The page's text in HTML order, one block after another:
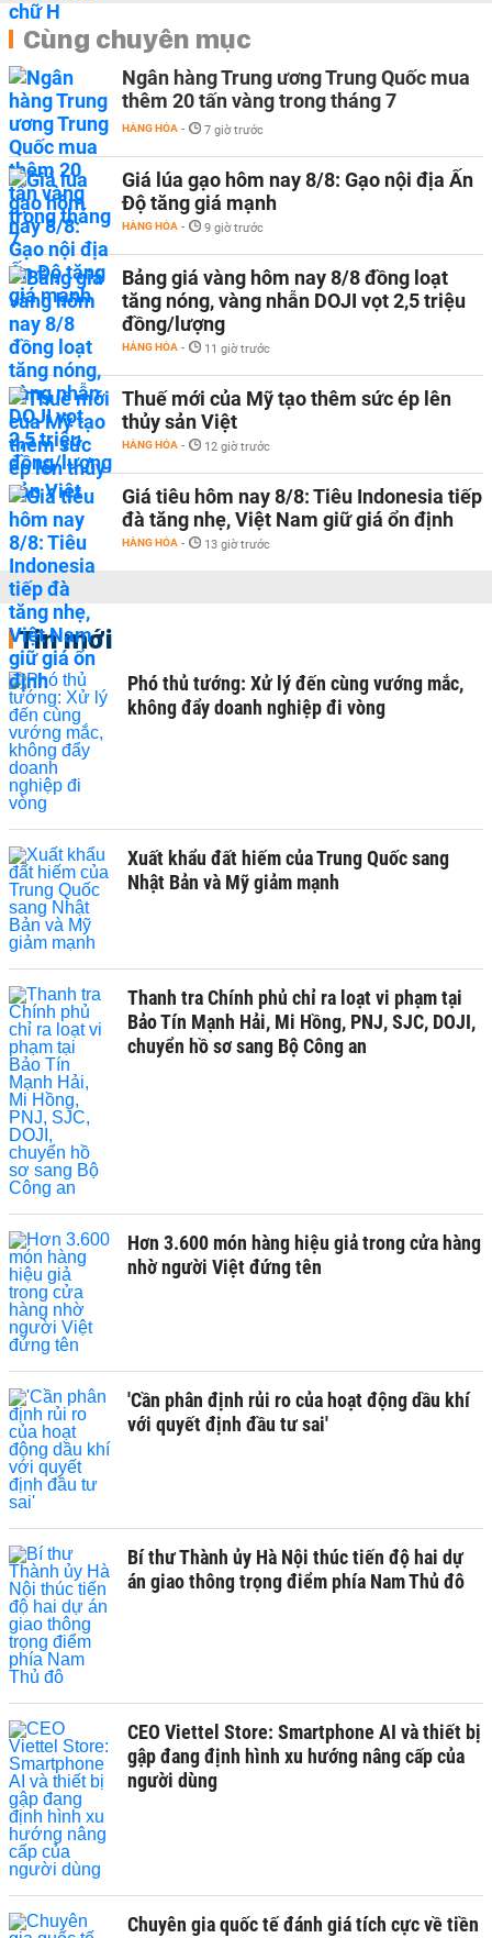
Cùng chuyên mục
Ngân hàng Trung ương Trung Quốc mua
thêm 20 tấn vàng trong tháng 7
HÀNG HÓA - 7 giờ trước
Giá lúa gạo hôm nay 8/8: Gạo nội địa Ấn
Độ tăng giá mạnh
HÀNG HÓA - 9 giờ trước
Bảng giá vàng hôm nay 8/8 đồng loạt
tăng nóng, vàng nhẫn DOJI vọt 2,5 triệu
đồng/lượng
HÀNG HÓA - 11 giờ trước
Thuế mới của Mỹ tạo thêm sức ép lên
thủy sản Việt
HÀNG HÓA - 12 giờ trước
Giá tiêu hôm nay 8/8: Tiêu Indonesia tiếp
đà tăng nhẹ, Việt Nam giữ giá ổn định
HÀNG HÓA - 13 giờ trước
Tin mới
Phó thủ tướng: Xử lý đến cùng vướng mắc,
không đẩy doanh nghiệp đi vòng
Xuất khẩu đất hiếm của Trung Quốc sang
Nhật Bản và Mỹ giảm mạnh
Thanh tra Chính phủ chỉ ra loạt vi phạm tại
Bảo Tín Mạnh Hải, Mi Hồng, PNJ, SJC, DOJI,
chuyển hồ sơ sang Bộ Công an
Hơn 3.600 món hàng hiệu giả trong cửa hàng
nhờ người Việt đứng tên
'Cần phân định rủi ro của hoạt động dầu khí
với quyết định đầu tư sai'
Bí thư Thành ủy Hà Nội thúc tiến độ hai dự
án giao thông trọng điểm phía Nam Thủ đô
CEO Viettel Store: Smartphone AI và thiết bị
gập đang định hình xu hướng nâng cấp của
người dùng
Chuyên gia quốc tế đánh giá tích cực về tiền